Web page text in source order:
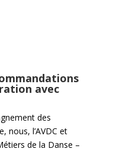
avec
des
nous, l’AVDC et
de la Danse –